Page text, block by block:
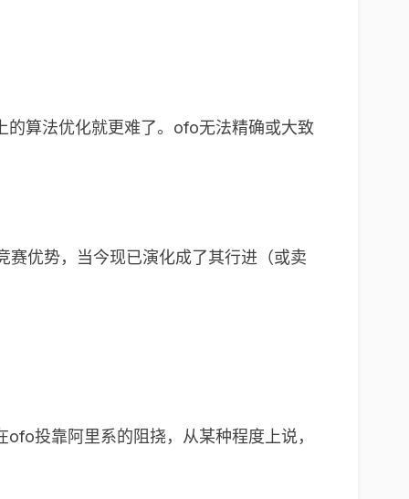
的算法优化就更难了。ofo无法精确或大致
优势，当今现已演化成了其行进（或卖
投靠阿里系的阻挠，从某种程度上说，